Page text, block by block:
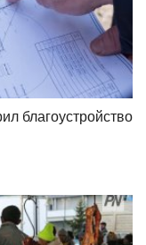
благоустройство